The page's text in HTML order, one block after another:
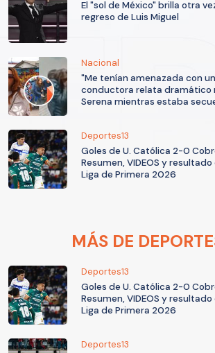
El "sol de México" brilla otra
regreso de Luis Miguel
Nacional
"Me tenían amenazada con
conductora relata dramático
Serena mientras estaba
Deportes13
Goles de U. Católica 2-0
Resumen, VIDEOS y
Liga de Primera 2026
MÁS DE
Deportes13
Goles de U. Católica 2-0
Resumen, VIDEOS y
Liga de Primera 2026
Deportes13